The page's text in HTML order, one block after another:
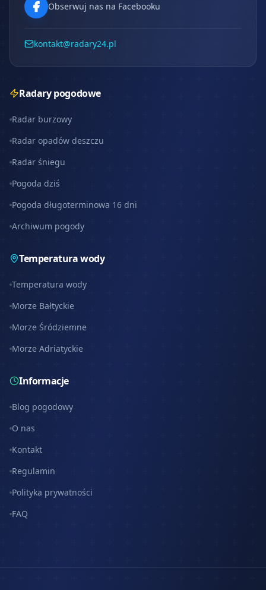
Obserwuj nas na Facebooku
kontakt@radary24.pl
Radary pogodowe
Radar burzowy
Radar opadów deszczu
Radar śniegu
Pogoda dziś
Pogoda długoterminowa 16 dni
Archiwum pogody
Temperatura wody
Temperatura wody
Morze Bałtyckie
Morze Śródziemne
Morze Adriatyckie
Informacje
Blog pogodowy
O nas
Kontakt
Regulamin
Polityka prywatności
FAQ